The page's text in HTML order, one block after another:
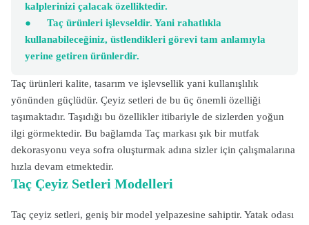
kalplerinizi çalacak özelliktedir.
●
Taç ürünleri işlevseldir. Yani rahatlıkla
kullanabileceğiniz, üstlendikleri görevi tam anlamıyla
yerine getiren ürünlerdir.
Taç ürünleri kalite, tasarım ve işlevsellik yani kullanışlılık
yönünden güçlüdür. Çeyiz setleri de bu üç önemli özelliği
taşımaktadır. Taşıdığı bu özellikler itibariyle de sizlerden yoğun
ilgi görmektedir. Bu bağlamda Taç markası şık bir mutfak
dekorasyonu veya sofra oluşturmak adına sizler için çalışmalarına
hızla devam etmektedir.
Taç Çeyiz Setleri Modelleri
Taç çeyiz setleri, geniş bir model yelpazesine sahiptir. Yatak odası